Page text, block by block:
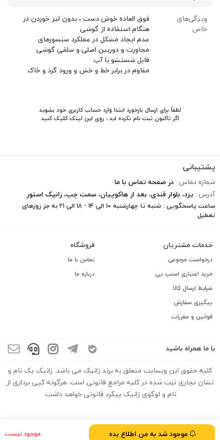
موجود شد به من اطلاع بده موجود نیست
ویژگی‌های
خاص
فوق العاده خوش دست ، بدون لیز خوردن در
هنگام استفاده از گوشی
عدم ایجاد مشکل در عملکرد سنسورهای
مجاورت و دوربین اصلی و سلفی گوشی
قابل شستشو با آب
مقاوم در برابر خط و خش و ورود گرد و خاک
لطفاً برای ارسال بازخورد ابتدا وارد حساب کاربری خود بشوید
اگر تاکنون ثبت نام نکرده اید ، روی این لینک کلیک کنید
پشتیبانی
شماره تماس : در صفحه تماس با ما
آدرس : یزد، بلوار قندی، بعد از هاکوپیان، سمت چپ، زانیک استور
ساعت پاسخگویی : شنبه تا چهارشنبه 10 الی 14 - 18 الی 21 به جز روزهای
تعطیل
خدمات مشتریان
درخواست مرجوعی
خرید اعتباری اسنپ پی
شرایط ارسال کالا
پیگیری سفارش
قوانین و مقررات
فروشگاه
تماس با ما
درباره ما
با ما همراه باشید
کلیه حقوق این وبسایت متعلق به برند زانیک می باشد. زانیک یک نام و
نشان تجاری ثبت شده در کلیه مراجع قانونی است. هرگونه کپی برداری از
نام و لوگوی زانیک پیگرد قانونی خواهد داشت.